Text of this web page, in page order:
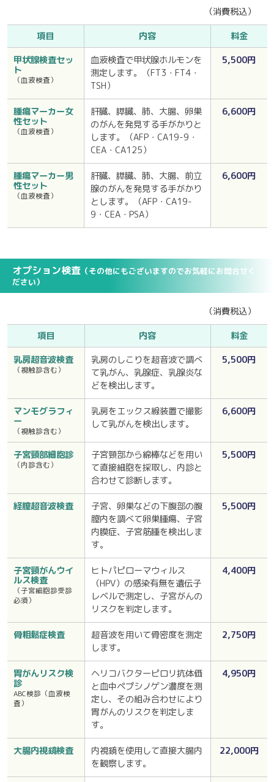
（消費税込）
項目
内容
料金
甲状腺検査セッ
ト
（血液検査）
血液検査で甲状腺ホルモンを
測定します。
（FT3・FT4・
TSH）
5,500円
腫瘍マーカー女
性セット
（血液検査）
肝臓、膵臓、肺、大腸、卵巣
のがんを発見する手がかりと
します。
（AFP・CA19-9・
CEA・CA125）
6,600円
腫瘍マーカー男
性セット
（血液検査）
肝臓、膵臓、肺、大腸、前立
腺のがんを発見する手がかり
とします。
（AFP・CA19-
9・CEA・PSA）
6,600円
オプション検査 （その他にもございますのでお気軽にお問合せく
ださい）
（消費税込）
項目
内容
料金
乳房超音波検査
（視触診含む）
乳房のしこりを超音波で調べ
て乳がん、乳腺症、乳腺炎な
どを検出します。
5,500円
マンモグラフィ
ー
（視触診含む）
乳房をエックス線装置で撮影
して乳がんを検出します。
6,600円
子宮頸部細胞診
（内診含む）
子宮頸部から綿棒などを用い
て直接細胞を採取し、内診と
合わせて診断します。
5,500円
経膣超音波検査
子宮、卵巣などの下腹部の腹
膣内を調べて卵巣腫瘍、子宮
内膜症、子宮筋腫を検出しま
す。
5,500円
子宮頸がんウイ
ルス検査
（子宮細胞診受診
必須）
ヒトパピローマウィルス
（HPV）の感染有無を遺伝子
レベルで測定し、子宮がんの
リスクを判定します。
4,400円
骨粗鬆症検査
超音波を用いて骨密度を測定
します。
2,750円
胃がんリスク検
診
ABC検診（血液検
査）
ヘリコバクターピロリ抗体価
と血中ペプシノゲン濃度を測
定し、その組み合わせにより
胃がんのリスクを判定しま
す。
4,950円
大腸内視鏡検査
内視鏡を使用して直接大腸内
を観察します。
22,000円